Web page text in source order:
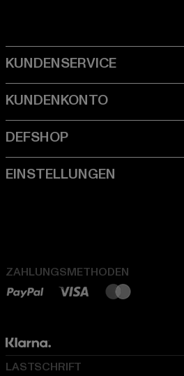
ZAHLUNGSMETHODEN
LASTSCHRIFT